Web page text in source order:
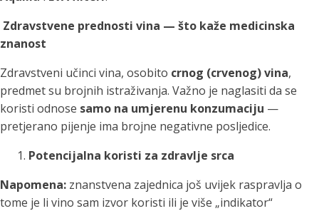
Zdravstvene prednosti vina — što kaže medicinska
znanost
Zdravstveni učinci vina, osobito crnog (crvenog) vina,
predmet su brojnih istraživanja. Važno je naglasiti da se
koristi odnose samo na umjerenu konzumaciju —
pretjerano pijenje ima brojne negativne posljedice.
Potencijalna koristi za zdravlje srca
Napomena: znanstvena zajednica još uvijek raspravlja o
tome je li vino sam izvor koristi ili je više „indikator“
Tuš glave
filtriranje vode za tuširanje
Potpuno prijenosno
čistu vodu za